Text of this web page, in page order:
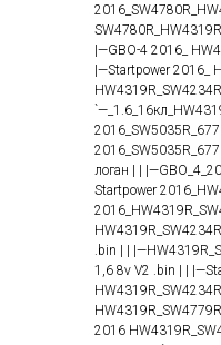
|—GBO-4 2016_
|—Startpower 2016_
логан | |
Startpower
.bin | |
1,6 8v V2 .bin | |
2016